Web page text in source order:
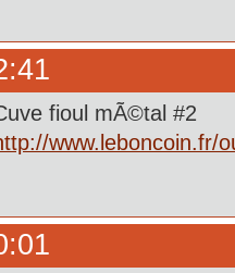
fioul mÃ©tal #2
www.leboncoin.fr/